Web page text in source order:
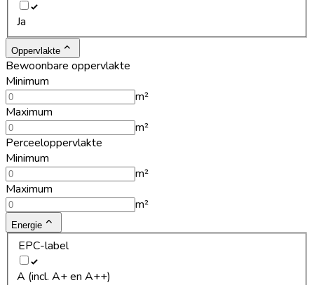
Ja
Oppervlakte
Bewoonbare oppervlakte
Minimum
m²
Maximum
m²
Perceeloppervlakte
Minimum
m²
Maximum
m²
Energie
EPC-label
A (incl. A+ en A++)